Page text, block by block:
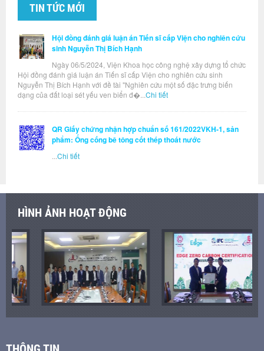
TIN TỨC MỚI
Hội đồng đánh giá luận án Tiến sĩ cấp Viện cho nghiên cứu
sinh Nguyễn Thị Bích Hạnh
Ngày 06/5/2024, Viện Khoa học công nghệ xây dựng tổ chức
Hội đồng đánh giá luận án Tiến sĩ cấp Viện cho nghiên cứu sinh
Nguyễn Thị Bích Hạnh với đề tài "Nghiên cứu một số đặc trưng biến
dạng của đất loại sét yếu ven biển đ�... Chi tiết
QR Giấy chứng nhận hợp chuẩn số 161/2022VKH-1, sản
phẩm: Ống cống bê tông cốt thép thoát nước
Chi tiết
HÌNH ẢNH HOẠT ĐỘNG